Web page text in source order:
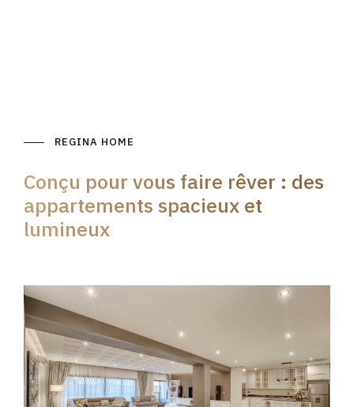
REGINA HOME
Conçu pour vous faire rêver : des
appartements spacieux et
lumineux